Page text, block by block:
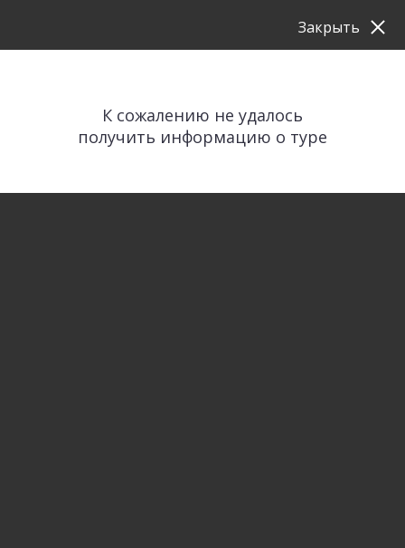
К сожалению не удалось
получить информацию о туре
Закрыть